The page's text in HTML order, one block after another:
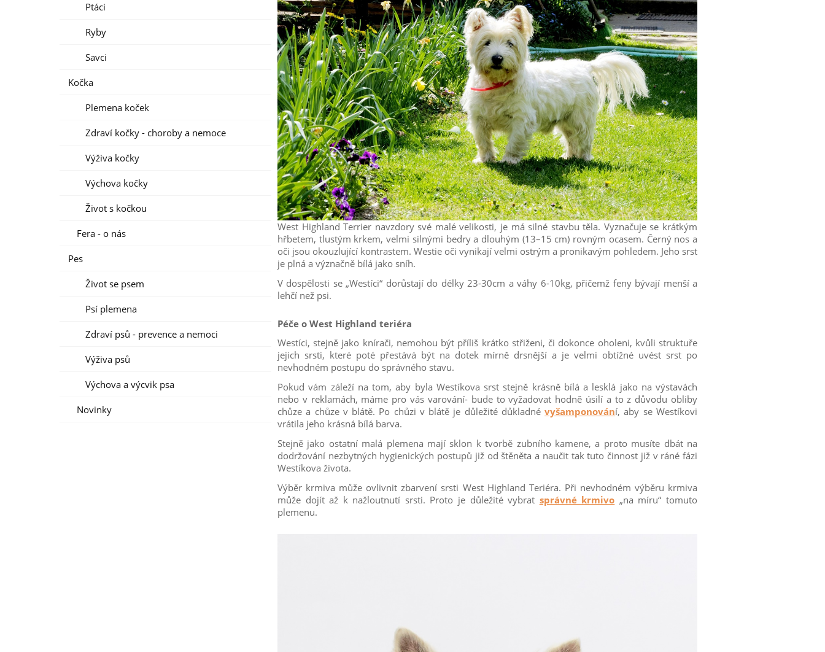
Ptáci
Ryby
Savci
Kočka
Plemena koček
Zdraví kočky - choroby a nemoce
Výživa kočky
Výchova kočky
Život s kočkou
Fera - o nás
Pes
Život se psem
Psí plemena
Zdraví psů - prevence a nemoci
Výživa psů
Výchova a výcvik psa
Novinky
West Highland Terrier navzdory své malé velikosti, je má silné stavbu těla. Vyznačuje se krátkým
hřbetem, tlustým krkem, velmi silnými bedry a dlouhým (13–15 cm) rovným ocasem. Černý nos a
oči jsou okouzlující kontrastem. Westie oči vynikají velmi ostrým a pronikavým pohledem. Jeho srst
je plná a význačně bílá jako sníh.
V dospělosti se „Westíci“ dorůstají do délky 23-30cm a váhy 6-10kg, přičemž feny bývají menší a
lehčí než psi.
Péče o West Highland teriéra
Westíci, stejně jako knírači, nemohou být příliš krátko střiženi, či dokonce oholeni, kvůli struktuře
jejich srsti, které poté přestává být na dotek mírně drsnější a je velmi obtížné uvést srst po
nevhodném postupu do správného stavu.
Pokud vám záleží na tom, aby byla Westíkova srst stejně krásně bílá a lesklá jako na výstavách
nebo v reklamách, máme pro vás varování- bude to vyžadovat hodně úsilí a to z důvodu obliby
chůze a chůze v blátě. Po chůzi v blátě je důležité důkladnévyšamponování, aby se Westíkovi
vrátila jeho krásná bílá barva.
Stejně jako ostatní malá plemena mají sklon k tvorbě zubního kamene, a proto musíte dbát na
dodržování nezbytných hygienických postupů již od štěněta a naučit tak tuto činnost již v ráné fázi
Westíkova života.
Výběr krmiva může ovlivnit zbarvení srsti West Highland Teriéra. Při nevhodném výběru krmiva
může dojít až k nažloutnutí srsti. Proto je důležité vybrat správné krmivo „na míru“ tomuto
plemenu.